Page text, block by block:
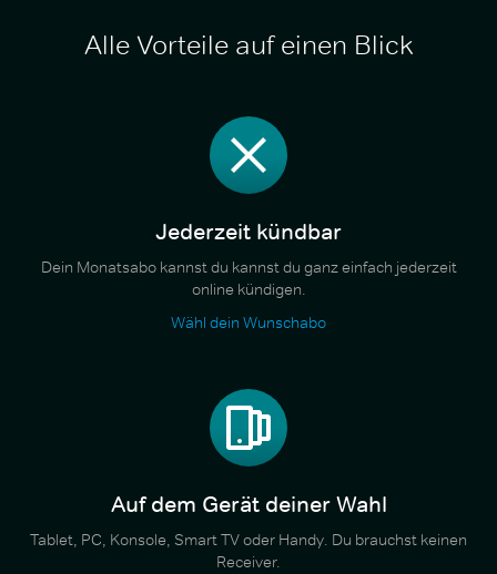
Alle Vorteile auf einen Blick
Jederzeit kündbar
Dein Monatsabo kannst du kannst du ganz einfach jederzeit
online kündigen.
Wähl dein Wunschabo
Auf dem Gerät deiner Wahl
Tablet, PC, Konsole, Smart TV oder Handy. Du brauchst keinen
Receiver.